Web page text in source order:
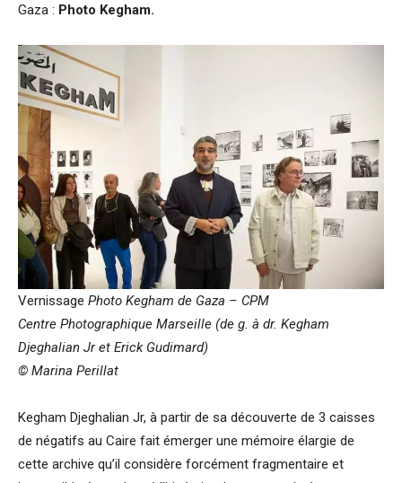
Gaza : Photo Kegham.
Vernissage Photo Kegham de Gaza – CPM
Centre Photographique Marseille (de g. à dr. Kegham
Djeghalian Jr et Erick Gudimard)
© Marina Perillat
Kegham Djeghalian Jr, à partir de sa découverte de 3 caisses
de négatifs au Caire fait émerger une mémoire élargie de
cette archive qu’il considère forcément fragmentaire et